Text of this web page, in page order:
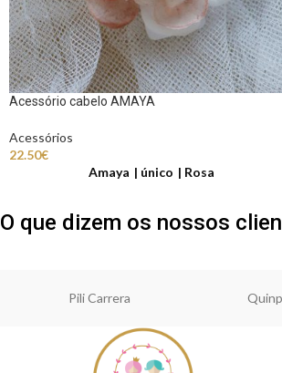
Acessório cabelo AMAYA
Acessórios
22.50€
Amaya
único Rosa
O que dizem os nossos
Pili Carrera